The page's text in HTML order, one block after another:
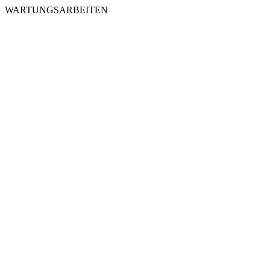
WARTUNGSARBEITEN